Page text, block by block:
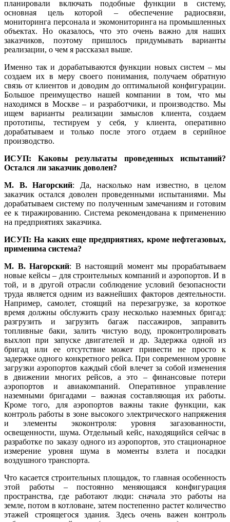
планировали включать подобные функции в систему,
основная цель которой – обеспечение радиосвязи,
мониторинга персонала и экомониторинга на промышленных
объектах. Но оказалось, что это очень важно для наших
заказчиков, поэтому пришлось придумывать варианты
реализации, о чем я рассказал выше.
Именно так и дорабатываются функции новых систем – мы
создаем их в меру своего понимания, получаем обратную
связь от клиентов и доводим до оптимальной конфигурации.
Большое преимущество нашей компании в том, что мы
находимся в Москве – и разработчики, и производство. Мы
ищем варианты реализации замыслов клиента, создаем
прототипы, тестируем у себя, у клиента, оперативно
дорабатываем и только после этого отдаем в серийное
производство.
ИСУП: Каковы результаты проведенных испытаний?
Остался ли заказчик доволен?
М. В. Нагорский: Да, насколько нам известно, в целом
заказчик остался доволен проведенными испытаниями. Мы
дорабатываем систему по полученным замечаниям и готовим
ее к тиражированию. Система рекомендована к применению
на предприятиях заказчика.
ИСУП: На каких еще предприятиях, кроме нефтегазовых,
применима система?
М. В. Нагорский: В настоящий момент мы прорабатываем
новые кейсы – для строительных компаний и аэропортов. И в
той, и в другой отрасли соблюдение условий безопасности
труда является одним из важнейших факторов деятельности.
Например, самолет, стоящий на перезагрузке, за короткое
время должны обслужить сразу несколько наземных бригад:
разгрузить и загрузить багаж пассажиров, заправить
топливные баки, залить чистую воду, проконтролировать
выхлоп при запуске двигателей и др. Задержка одной из
бригад или ее отсутствие может привести не просто к
задержке одного конкретного рейса. При современном уровне
загрузки аэропортов каждый сбой влечет за собой изменения
в движении многих рейсов, а это – финансовые потери
аэропортов и авиакомпаний. Оперативное управление
наземными бригадами – важная составляющая их работы.
Кроме того, для аэропортов важны такие функции, как
контроль работы в зоне высокого электрического напряжения
и элементы экоконтроля: уровня загазованности,
освещенности, шума. Отдельный кейс, находящийся сейчас в
разработке по заказу одного из аэропортов, это стационарное
измерение уровня шума в моменты взлета и посадки
воздушного транспорта.
Что касается строительных площадок, то главная особенность
этой работы – постоянно меняющаяся конфигурация
пространства, где работают люди: сначала это работы на
земле, потом в котловане, затем постепенно растет количество
этажей строящегося здания. Здесь очень важен контроль